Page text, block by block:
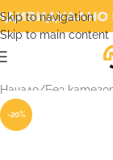
Skip to navigation
Skip to main content
Начало/Без
-20%